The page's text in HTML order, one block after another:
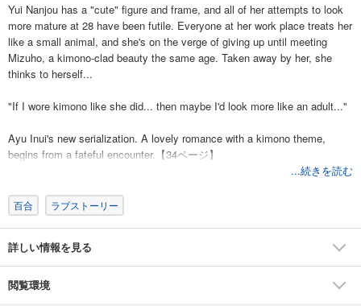
Yui Nanjou has a "cute" figure and frame, and all of her attempts to look
more mature at 28 have been futile. Everyone at her work place treats her
like a small animal, and she's on the verge of giving up until meeting
Mizuho, a kimono-clad beauty the same age. Taken away by her, she
thinks to herself...
"If I wore kimono like she did... then maybe I'd look more like an adult..."
Ayu Inui's new serialization. A lovely romance with a kimono theme,
begins from a fateful encounter.【34ページ】
...続きを読む
百合 ラブストーリー
詳しい情報を見る
閲覧環境